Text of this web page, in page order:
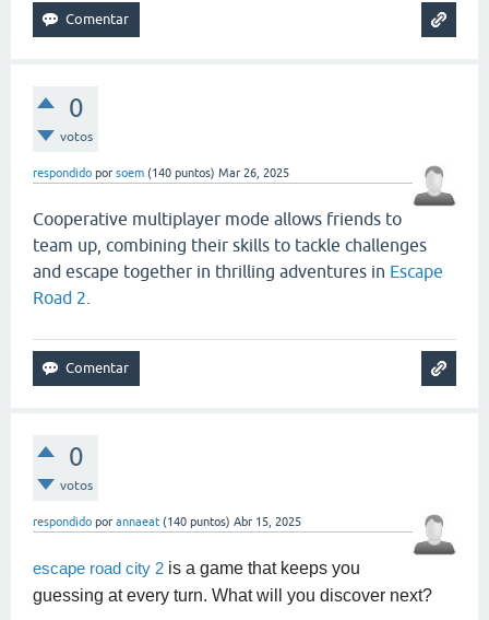
0
votos
respondido por soem (140 puntos) Mar 26, 2025
Cooperative multiplayer mode allows friends to
team up, combining their skills to tackle challenges
and escape together in thrilling adventures in Escape
Road 2
0
votos
respondido por annaeat (140 puntos) Abr 15, 2025
escape road city 2 is a game that keeps you
guessing at every turn. What will you discover next?